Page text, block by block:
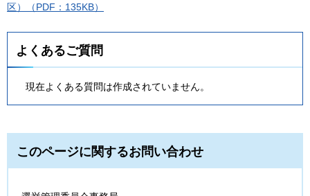
区）（PDF：135KB）
よくあるご質問
現在よくある質問は作成されていません。
このページに関するお問い合わせ